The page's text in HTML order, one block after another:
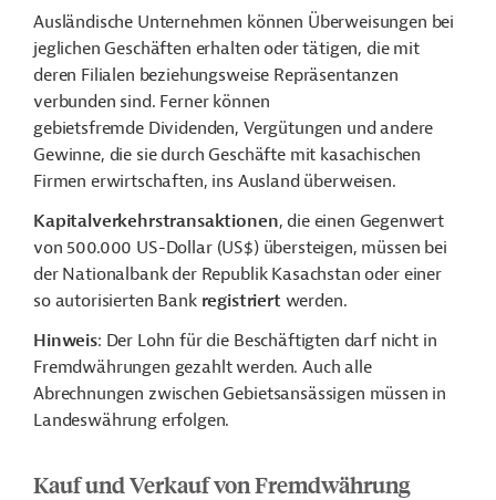
Ausländische Unternehmen können Überweisungen bei
jeglichen Geschäften erhalten oder tätigen, die mit
deren Filialen beziehungsweise Repräsentanzen
verbunden sind. Ferner können
gebietsfremde Dividenden, Vergütungen und andere
Gewinne, die sie durch Geschäfte mit kasachischen
Firmen erwirtschaften, ins Ausland überweisen.
Kapitalverkehrstransaktionen, die einen Gegenwert
von 500.000 US-Dollar (US$) übersteigen, müssen bei
der Nationalbank der Republik Kasachstan oder einer
so autorisierten Bank registriert werden.
Hinweis: Der Lohn für die Beschäftigten darf nicht in
Fremdwährungen gezahlt werden. Auch alle
Abrechnungen zwischen Gebietsansässigen müssen in
Landeswährung erfolgen.
Kauf und Verkauf von Fremdwährung